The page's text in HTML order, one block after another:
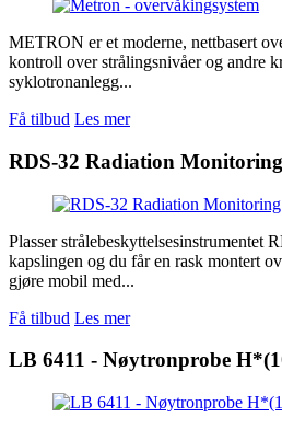
METRON er et moderne, nettbasert
kontroll over strålingsnivåer og andre
syklotronanlegg...
Få tilbud Les mer
RDS-32 Radiation
Plasser strålebeskyttelsesinstrumentet
kapslingen og du får en rask montert
gjøre mobil med...
Få tilbud Les mer
LB 6411 - Nøytronprobe